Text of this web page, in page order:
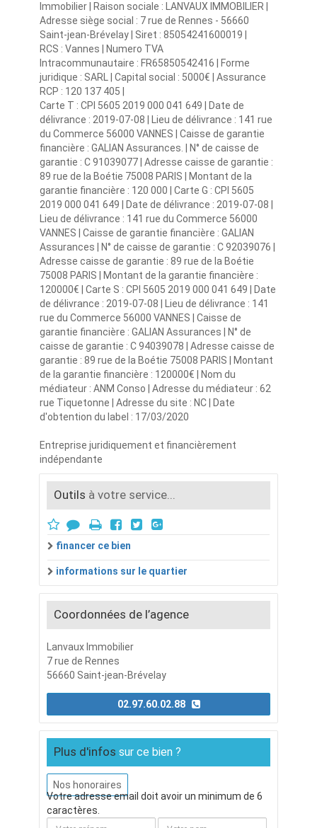
Immobilier | Raison sociale : LANVAUX IMMOBILIER |
Adresse siège social : 7 rue de Rennes - 56660
Saint-jean-Brévelay | Siret : 85054241600019 |
RCS : Vannes | Numero TVA
Intracommunautaire : FR65850542416 | Forme
juridique : SARL | Capital social : 5000€ | Assurance
RCP : 120 137 405 |
Carte T : CPI 5605 2019 000 041 649 | Date de
délivrance : 2019-07-08 | Lieu de délivrance : 141 rue
du Commerce 56000 VANNES | Caisse de garantie
financière : GALIAN Assurances. | N° de caisse de
garantie : C 91039077 | Adresse caisse de garantie :
89 rue de la Boétie 75008 PARIS | Montant de la
garantie financière : 120 000 | Carte G : CPI 5605
2019 000 041 649 | Date de délivrance : 2019-07-08 |
Lieu de délivrance : 141 rue du Commerce 56000
VANNES | Caisse de garantie financière : GALIAN
Assurances | N° de caisse de garantie : C 92039076 |
Adresse caisse de garantie : 89 rue de la Boétie
75008 PARIS | Montant de la garantie financière :
120000€ | Carte S : CPI 5605 2019 000 041 649 | Date
de délivrance : 2019-07-08 | Lieu de délivrance : 141
rue du Commerce 56000 VANNES | Caisse de
garantie financière : GALIAN Assurances | N° de
caisse de garantie : C 94039078 | Adresse caisse de
garantie : 89 rue de la Boétie 75008 PARIS | Montant
de la garantie financière : 120000€ | Nom du
médiateur : ANM Conso | Adresse du médiateur : 62
rue Tiquetonne | Adresse du site : NC | Date
d'obtention du label : 17/03/2020
Entreprise juridiquement et financièrement
indépendante
Outils à votre service...
financer ce bien
informations sur le quartier
Coordonnées de l’agence
Lanvaux Immobilier
7 rue de Rennes
56660 Saint-jean-Brévelay
Plus d'infos sur ce bien ?
Nos honoraires
Votre adresse email doit avoir un minimum de 6
caractères.